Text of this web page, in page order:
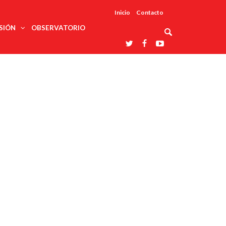
Inicio Contacto
OBSERVATORIO